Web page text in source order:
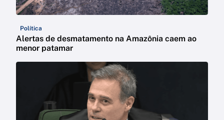
Política
Alertas de desmatamento na Amazônia caem ao
menor patamar